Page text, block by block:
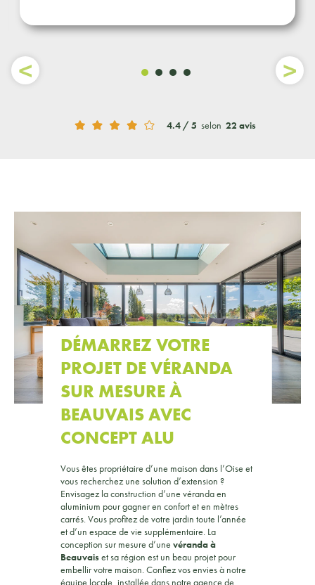
4.4 / 5 selon 22 avis
DÉMARREZ VOTRE
PROJET DE VÉRANDA
SUR MESURE À
BEAUVAIS AVEC
CONCEPT ALU
Vous êtes propriétaire d’une maison dans l’Oise et
vous recherchez une solution d’extension ?
Envisagez la construction d’une véranda en
aluminium pour gagner en confort et en mètres
carrés. Vous profitez de votre jardin toute l’année
et d’un espace de vie supplémentaire. La
conception sur mesure d’une véranda à
Beauvaiset sa région est un beau projet pour
embellir votre maison. Confiez vos envies à notre
équipe locale, installée dans notre agence de